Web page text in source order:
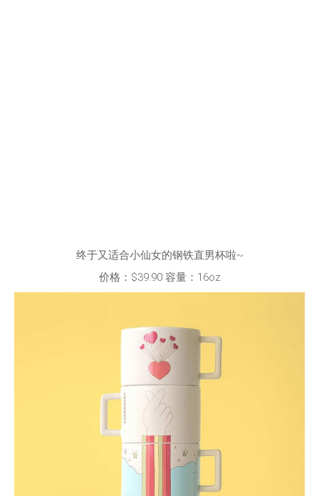
终于又适合小仙女的钢铁直男杯啦~
价格：$39.90 容量：16oz